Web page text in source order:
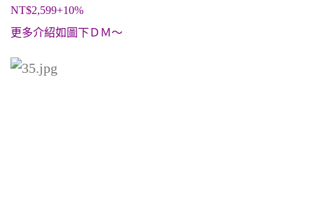
NT$2,599+10%
更多介紹如圖下ＤＭ～